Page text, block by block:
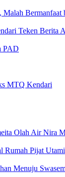
Bermanfaat
Teken Berita
PAD
MTQ Kendari
Olah Air Nira
Rumah Pijat Utami
Menuju